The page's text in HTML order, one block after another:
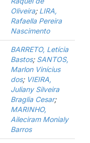
Oliveira; LIRA,
Rafaella Pereira
Nascimento
BARRETO, Letícia
Bastos; SANTOS,
Marlon Vinícius
dos; VIEIRA,
Juliany Silveira
Braglia Cesar;
MARINHO,
Aileciram Monialy
Barros